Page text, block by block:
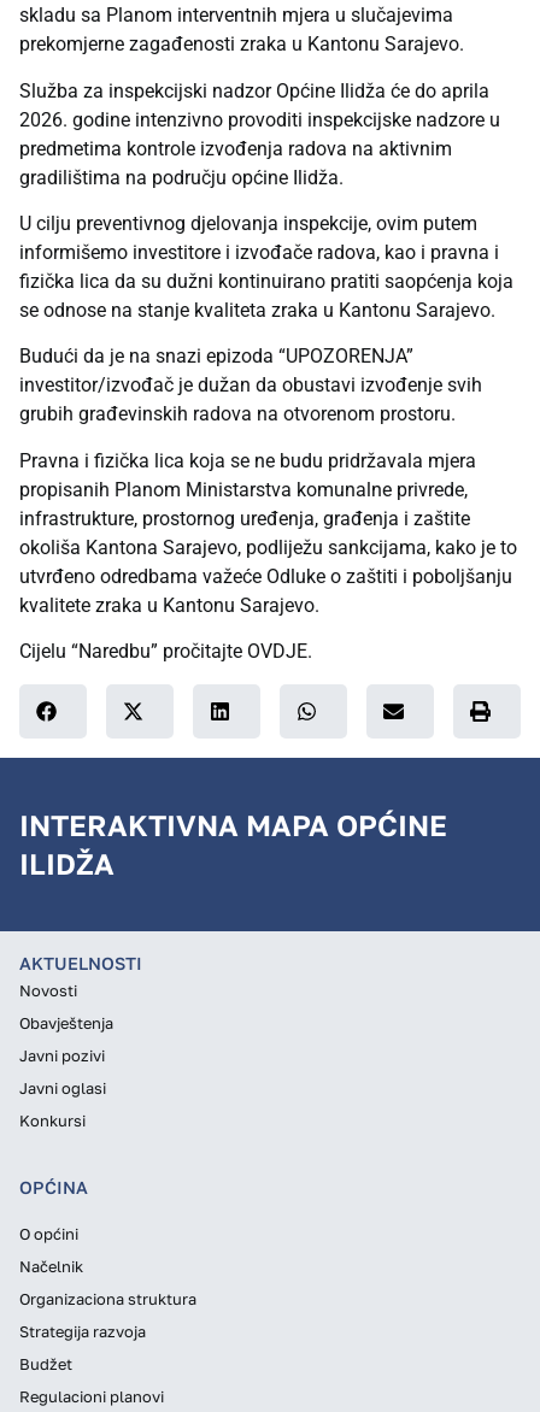
skladu sa Planom interventnih mjera u slučajevima
prekomjerne zagađenosti zraka u Kantonu Sarajevo.
Služba za inspekcijski nadzor Općine Ilidža će do aprila
2026. godine intenzivno provoditi inspekcijske nadzore u
predmetima kontrole izvođenja radova na aktivnim
gradilištima na području općine Ilidža.
U cilju preventivnog djelovanja inspekcije, ovim putem
informišemo investitore i izvođače radova, kao i pravna i
fizička lica da su dužni kontinuirano pratiti saopćenja koja
se odnose na stanje kvaliteta zraka u Kantonu Sarajevo.
Budući da je na snazi epizoda “UPOZORENJA”
investitor/izvođač je dužan da obustavi izvođenje svih
grubih građevinskih radova na otvorenom prostoru.
Pravna i fizička lica koja se ne budu pridržavala mjera
propisanih Planom Ministarstva komunalne privrede,
infrastrukture, prostornog uređenja, građenja i zaštite
okoliša Kantona Sarajevo, podliježu sankcijama, kako je to
utvrđeno odredbama važeće Odluke o zaštiti i poboljšanju
kvalitete zraka u Kantonu Sarajevo.
Cijelu “Naredbu” pročitajte OVDJE.
INTERAKTIVNA MAPA OPĆINE
ILIDŽA
AKTUELNOSTI
Novosti
Obavještenja
Javni pozivi
Javni oglasi
Konkursi
OPĆINA
O općini
Načelnik
Organizaciona struktura
Strategija razvoja
Budžet
Regulacioni planovi